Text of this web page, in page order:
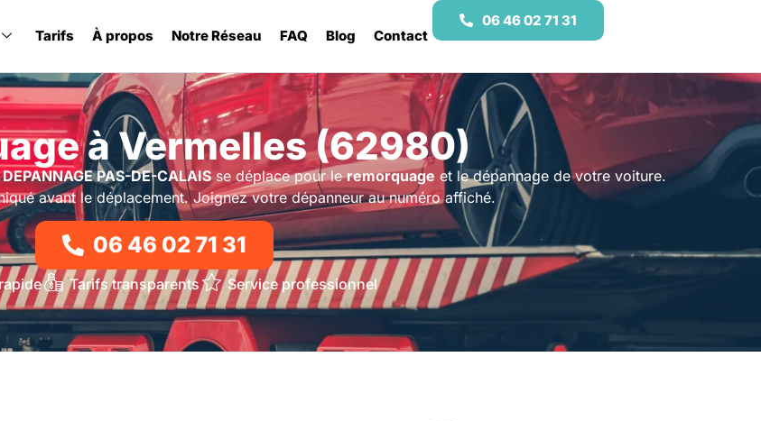
Tarifs À propos Notre Réseau FAQ Blog Contact
06 46 02 71 31
à Vermelles (62980)
DEPANNAGE PAS-DE-CALAISse déplace pour leremorquage et le dépannage de votre voiture.
avant le déplacement. Joignez votre dépanneur au numéro affiché.
06 46 02 71 31
Tarifs transparents Service professionnel